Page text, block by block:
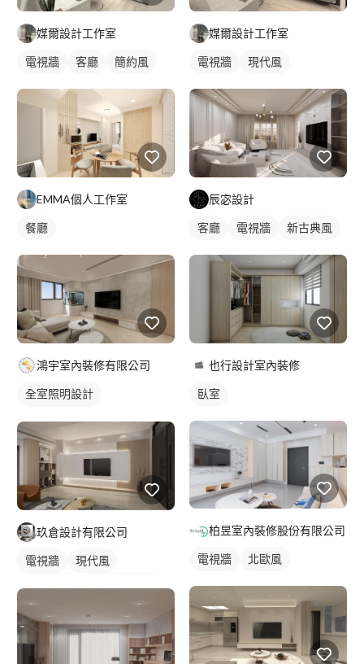
媒爾設計工作室
電視牆 客廳 簡約風
EMMA個人工作室
餐廳
鴻宇室內裝修有限公司
全室照明設計
玖倉設計有限公司
電視牆
現代風
客廳燈光設計
媒爾設計工作室
電視牆 現代風
辰宓設計
客廳 電視牆 新古典風
也行設計室內裝修
臥室
柏昱室內裝修股份有限公司
電視牆 北歐風